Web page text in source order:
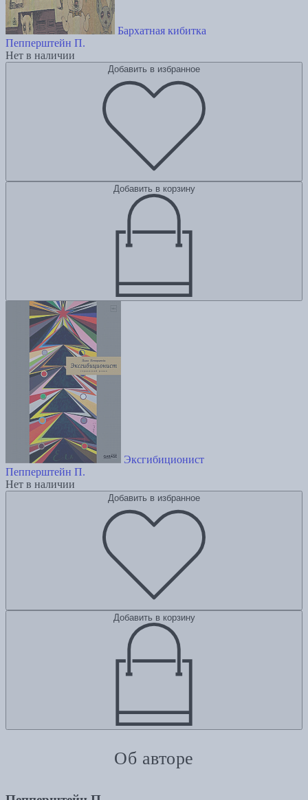
Бархатная кибитка
Пепперштейн П.
Нет в наличии
Добавить в избранное
Добавить в корзину
Эксгибиционист
Пепперштейн П.
Нет в наличии
Добавить в избранное
Добавить в корзину
Об авторе